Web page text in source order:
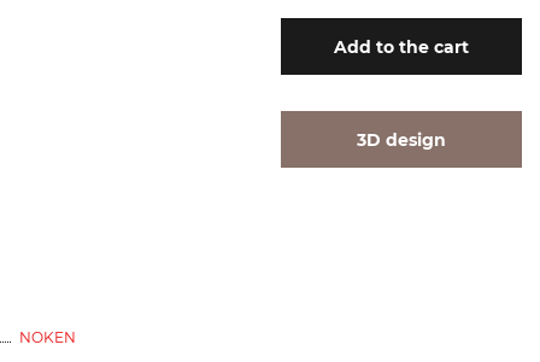
Add to the cart
3D design
NOKEN